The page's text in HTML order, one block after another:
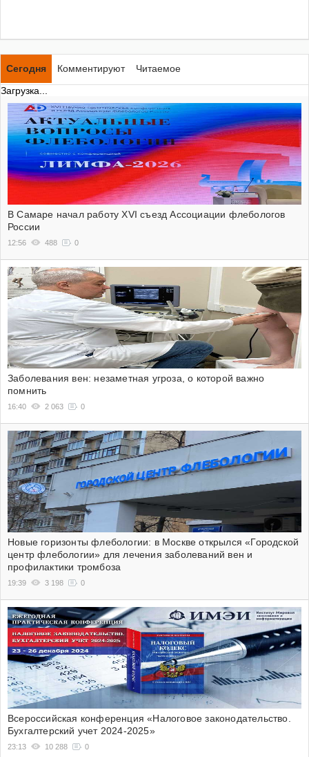
Сегодня Комментируют
Читаемое
Загрузка...
В Самаре начал работу XVI съезд Ассоциации флебологов
России
12:56 488 0
Заболевания вен: незаметная угроза, о которой важно
помнить
16:40 2 063 0
Новые горизонты флебологии: в Москве открылся «Городской
центр флебологии» для лечения заболеваний вен и
профилактики тромбоза
19:39 3 198 0
Всероссийская конференция «Налоговое законодательство.
Бухгалтерский учет 2024-2025»
23:13 10 288 0